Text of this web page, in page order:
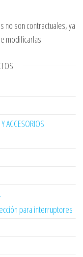
no son contractuales, ya
modificarlas.
ACCESORIOS
para interruptores